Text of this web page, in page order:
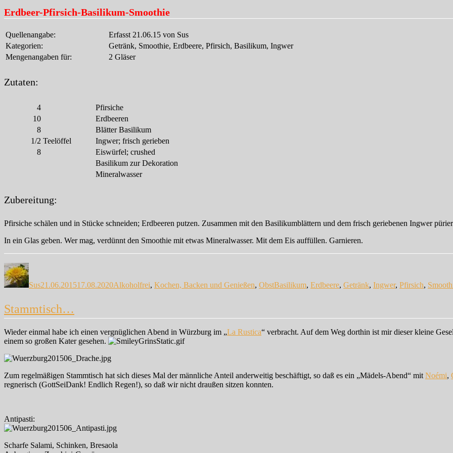
Erdbeer-Pfirsich-Basilikum-Smoothie
Quellenangabe:
Erfasst 21.06.15 von Sus
Kategorien:
Getränk, Smoothie, Erdbeere, Pfirsich, Basilikum, Ingwer
Mengenangaben für:
2 Gläser
Zutaten:
4
Pfirsiche
10
Erdbeeren
8
Blätter Basilikum
1/2 Teelöffel
Ingwer; frisch gerieben
8
Eiswürfel; crushed
Basilikum zur Dekoration
Mineralwasser
Zubereitung:
Pfirsiche schälen und in Stücke schneiden; Erdbeeren putzen. Zusammen mit den Basilikumblättern und dem frisch geriebenen Ingwer
In ein Glas geben. Wer mag, verdünnt den Smoothie mit etwas Mineralwasser. Mit dem Eis auffüllen. Garnieren.
Autor
Sus21.06.201517.08.2020Alkoholfrei, Kochen, Backen und Genießen, ObstBasilikum, Erdbeere, Getränk, Ingwer, Pfirsich,
Stammtisch…
Wieder einmal habe ich einen vergnüglichen Abend in Würzburg im „La Rustica“ verbracht. Auf dem Weg dorthin ist mir dieser kleine
einem so großen Kater gesehen.
Zum regelmäßigen Stammtisch hat sich dieses Mal der männliche Anteil anderweitig beschäftigt, so daß es ein „Mädels-Abend“ mit Noémi,
regnerisch (GottSeiDank! Endlich Regen!), so daß wir nicht draußen sitzen konnten.
Antipasti:
Scharfe Salami, Schinken, Bresaola